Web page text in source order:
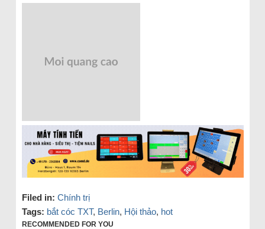
Filed in: Chính trị
Tags: bắt cóc TXT, Berlin, Hội thảo, hot
RECOMMENDED FOR YOU